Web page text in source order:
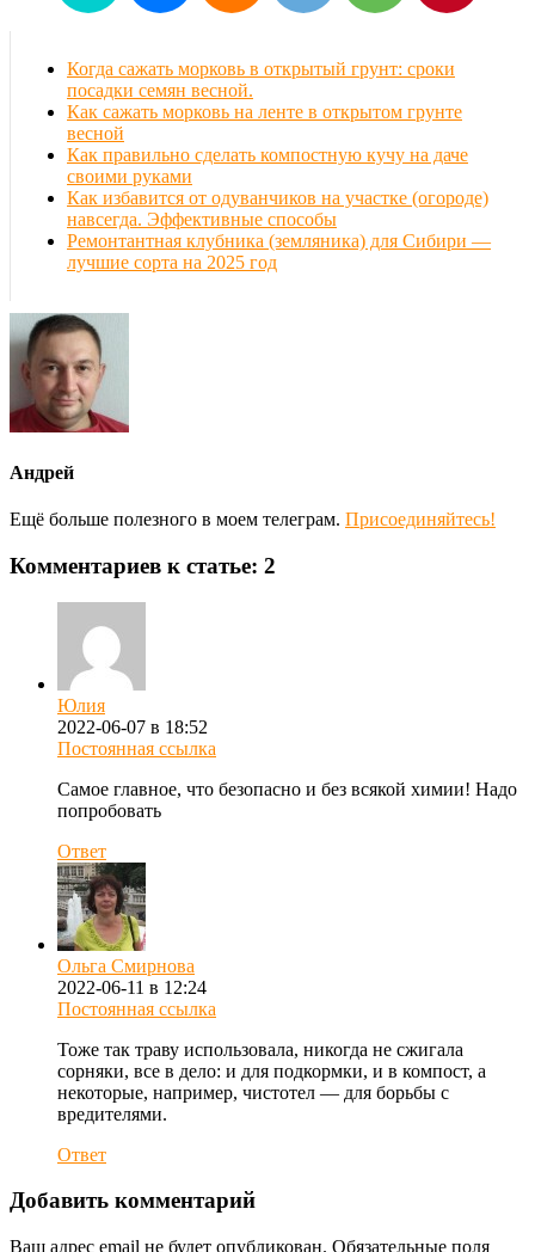
Когда сажать морковь в открытый грунт: сроки
посадки семян весной.
Как сажать морковь на ленте в открытом грунте
весной
Как правильно сделать компостную кучу на даче
своими руками
Как избавится от одуванчиков на участке (огороде)
навсегда. Эффективные способы
Ремонтантная клубника (земляника) для Сибири —
лучшие сорта на 2025 год
Андрей
Ещё больше полезного в моем телеграм. Присоединяйтесь!
Комментариев к статье: 2
Юлия
2022-06-07 в 18:52
Постоянная ссылка
Самое главное, что безопасно и без всякой химии! Надо
попробовать
Ответ
Ольга Смирнова
2022-06-11 в 12:24
Постоянная ссылка
Тоже так траву использовала, никогда не сжигала
сорняки, все в дело: и для подкормки, и в компост, а
некоторые, например, чистотел — для борьбы с
вредителями.
Ответ
Добавить комментарий
Ваш адрес email не будет опубликован. Обязательные поля